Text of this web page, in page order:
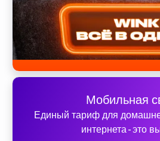
Мобильная
Единый тариф для
интернета - это